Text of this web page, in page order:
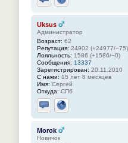
Отправить личное
Сайт
Uksus
Администратор
Возраст: 62
Репутация: 24902 (+24977/−75)
Лояльность: 1586 (+1586/−0)
Сообщения: 13337
Зарегистрирован: 20.11.2010
С нами: 15 лет 8 месяцев
Имя: Сергей
Откуда: СПб
Отправить личное
Сайт
Morok
Новичок